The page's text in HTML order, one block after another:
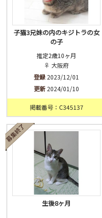
子猫3兄妹の内のキジトラの女
の子
推定2歳10ヶ月
♀ 大阪府
登録 2023/12/01
更新 2024/01/10
掲載番号：C345137
生後8ヶ月